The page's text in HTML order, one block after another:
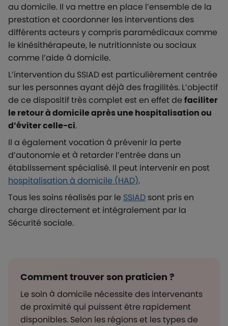
au domicile. Il va mettre en place l’ensemble de la
prestation et coordonner les interventions des
différents acteurs y compris paramédicaux comme
le kinésithérapeute, le nutritionniste ou sociaux
comme l’aide à domicile.
L’intervention du SSIAD est particulièrement centrée
sur les personnes ayant déjà des fragilités. L’objectif
de ce dispositif très complet est en effet defaciliter
le retour à domicile après une hospitalisation ou
d’éviter celle-ci.
Il a également vocation à prévenir la perte
d’autonomie et à retarder l’entrée dans un
établissement spécialisé. Il peut intervenir en post
hospitalisation à domicile (HAD).
Tous les soins réalisés par le SSIAD sont pris en
charge directement et intégralement par la
Sécurité sociale.
Comment trouver son praticien ?
Le soin à domicile nécessite des intervenants
de proximité qui puissent être rapidement
disponibles. Selon les régions et les types de